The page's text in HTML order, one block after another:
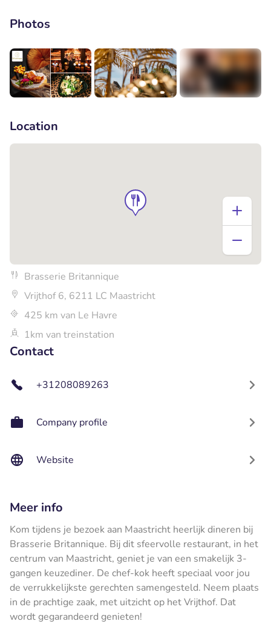
Photos
Location
Brasserie Britannique
Vrijthof 6, 6211 LC Maastricht
425 km van Le Havre
1km van treinstation
Contact
+31208089263
Company profile
Website
Meer info
Kom tijdens je bezoek aan Maastricht heerlijk dineren bij
Brasserie Britannique. Bij dit sfeervolle restaurant, in het
centrum van Maastricht, geniet je van een smakelijk 3-
gangen keuzediner. De chef-kok heeft speciaal voor jou
de verrukkelijkste gerechten samengesteld. Neem plaats
in de prachtige zaak, met uitzicht op het Vrijthof. Dat
wordt gegarandeerd genieten!